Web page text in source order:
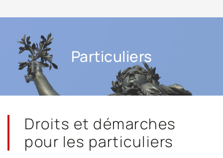
Particuliers
Droits et démarches
pour les particuliers